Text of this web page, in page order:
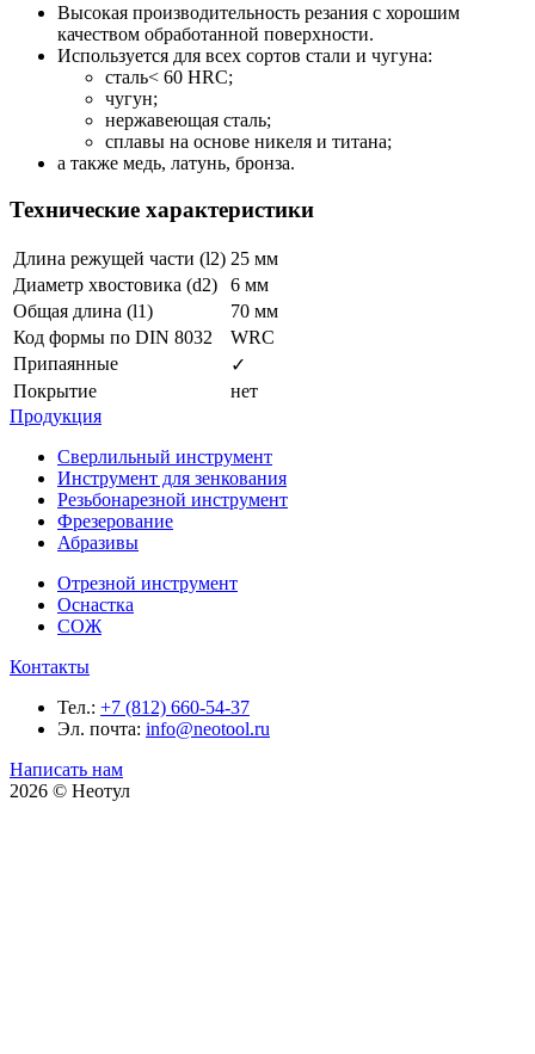
Высокая производительность резания с хорошим
качеством обработанной поверхности.
Используется для всех сортов стали и чугуна:
сталь< 60 HRC;
чугун;
нержавеющая сталь;
сплавы на основе никеля и титана;
а также медь, латунь, бронза.
Технические характеристики
Длина режущей части (l2) 25 мм
Диаметр хвостовика (d2)
6 мм
Общая длина (l1)
70 мм
Код формы по DIN 8032
WRC
Припаянные
✓
Покрытие
нет
Продукция
Сверлильный инструмент
Инструмент для зенкования
Резьбонарезной инструмент
Фрезерование
Абразивы
Отрезной инструмент
Оснастка
СОЖ
Контакты
Тел.: +7 (812) 660-54-37
Эл. почта: info@neotool.ru
Написать нам
2026 © Неотул